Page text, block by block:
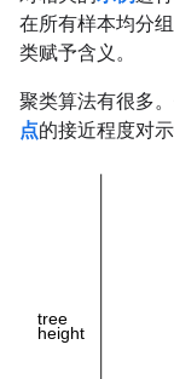
在所有样本均分
类赋予含义。
聚类算法有很多。
点的接近程度对